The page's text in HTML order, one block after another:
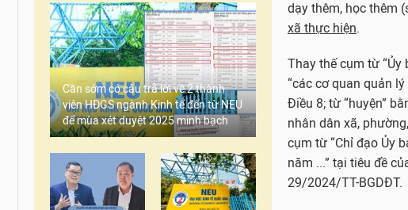
Cần sớm có câu trả lời về 2 thành
viên HĐGS ngành Kinh tế đến từ NEU
để mùa xét duyệt 2025 minh bạch
dạy thêm, học thêm
xã thực hiện.
Thay thế cụm từ “Ủy
“các cơ quan quản
Điều 8; từ “huyện”
nhân dân xã,
cụm từ “Chỉ đạo Ủy
năm ...” tại tiêu đề
29/2024/TT-BGDĐT.